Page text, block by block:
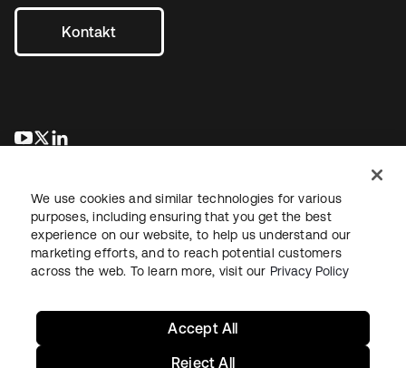
Kontakt
wird in einer neuen Registerkarte geöffnet
wird in einer neuen Registerkarte geöffnet
RechtDatenschutzrichtlinieNutzungsbedingungenSicherheit
We use cookies and similar technologies for various
purposes, including ensuring that you get the best
experience on our website, to help us understand our
marketing efforts, and to reach potential customers
across the web. To learn more, visit our Privacy Policy
Reject All
Accept All